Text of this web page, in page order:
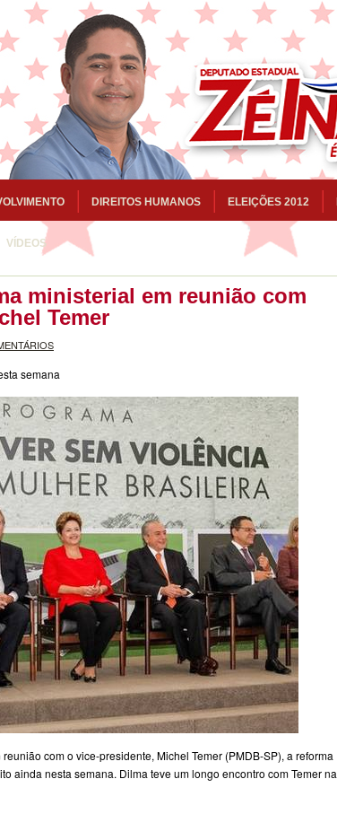
DIREITOS HUMANOS ELEIÇÕES 2012
VÍDEOS
ministerial em reunião com
Temer
semana
com o vice-presidente, Michel Temer (PMDB-SP), a reforma
ainda nesta semana. Dilma teve um longo encontro com Temer na